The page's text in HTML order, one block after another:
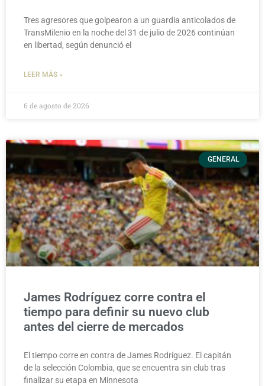
Tres agresores que golpearon a un guardia anticolados de
TransMilenio en la noche del 31 de julio de 2026 continúan
en libertad, según denunció el
LEER MÁS »
6 de agosto de 2026
GENERAL
James Rodríguez corre contra el
tiempo para definir su nuevo club
antes del cierre de mercados
El tiempo corre en contra de James Rodríguez. El capitán
de la selección Colombia, que se encuentra sin club tras
finalizar su etapa en Minnesota